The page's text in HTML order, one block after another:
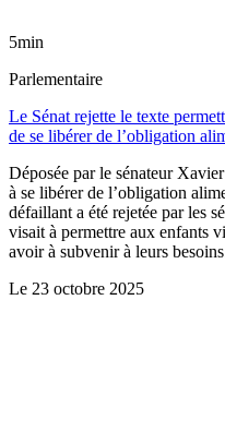
5min
Parlementaire
Le Sénat rejette le texte
de se libérer de l’obligation
Déposée par le sénateur
à se libérer de l’obligation
défaillant a été rejetée par les
visait à permettre aux enfants
avoir à subvenir à leurs
Le 23 octobre 2025